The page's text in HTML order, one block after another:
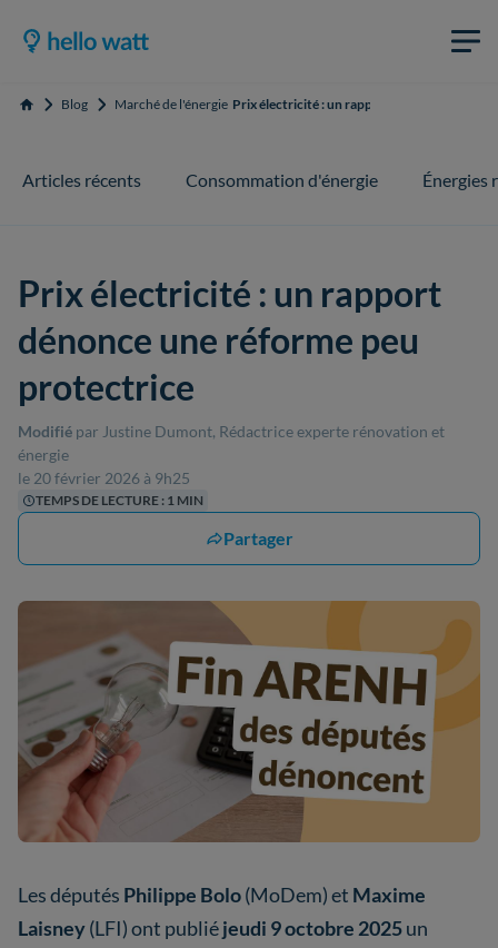
Accueil Blog Marché de l'énergie Prix électricité : un rapport dénonce une
Articles récents Consommation d'énergie Énergies
Prix électricité : un rapport
dénonce une réforme peu
protectrice
Modifié par Justine Dumont, Rédactrice experte rénovation et
énergie
le 20 février 2026 à 9h25
TEMPS DE LECTURE : 1 MIN
Partager
Les députés Philippe Bolo(MoDem) et Maxime
Laisney(LFI) ont publiéjeudi 9 octobre 2025un